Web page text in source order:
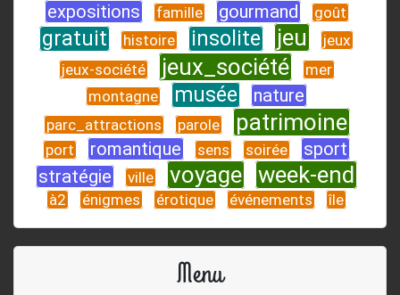
expositions
famille gourmand goût
gratuit histoire insolite jeu
jeux
jeux-société
jeux_société
mer
montagne
musée nature
parc_attractions parole patrimoine
port romantique sens soirée
sport
stratégie
ville voyage week-end
à2 énigmes érotique événements île
Menu